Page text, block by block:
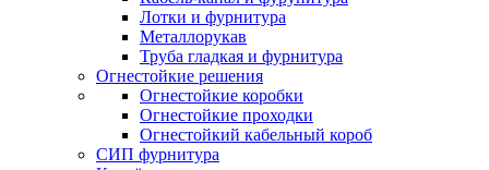
Лотки и фурнитура
Металлорукав
Труба гладкая и фурнитура
Огнестойкие решения
Огнестойкие коробки
Огнестойкие проходки
Огнестойкий кабельный короб
СИП фурнитура